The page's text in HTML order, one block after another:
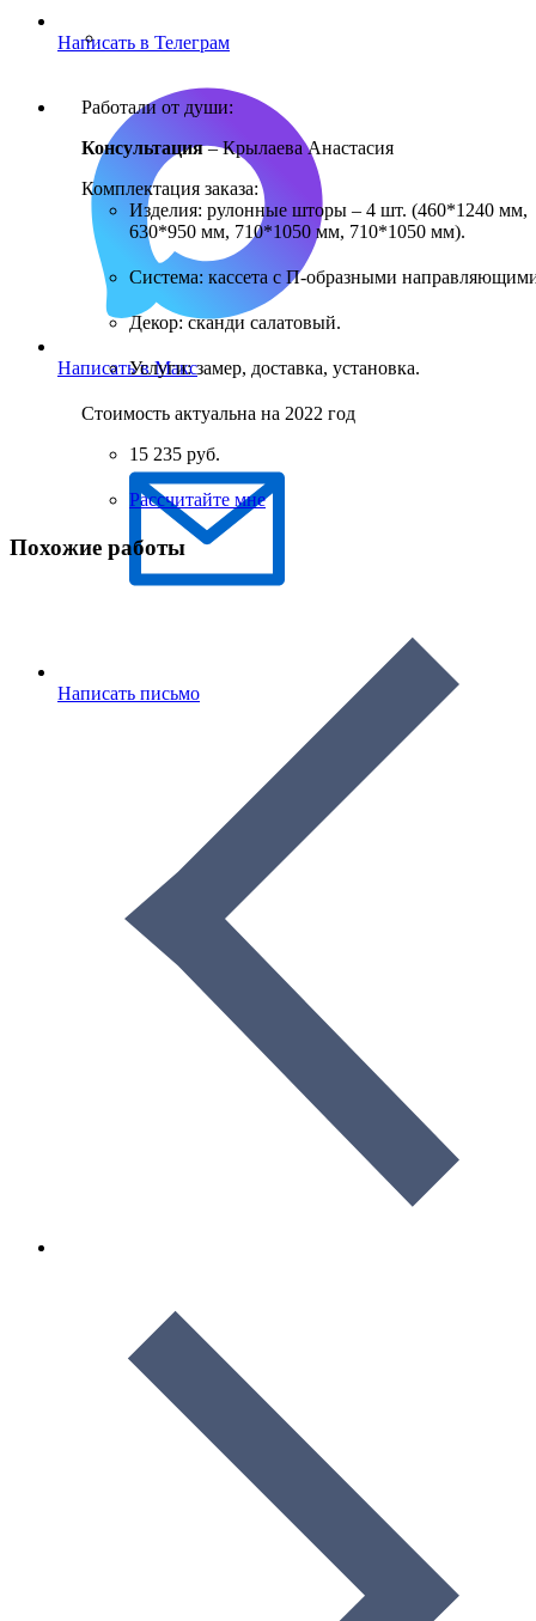
Написать в Телеграм
Написать в Макс
Написать письмо
Работали от души:
Консультация– Крылаева Анастасия
Комплектация заказа:
Изделия: рулонные шторы – 4 шт. (460*1240 мм,
630*950 мм, 710*1050 мм, 710*1050 мм).
Система: кассета с П-образными
Декор: сканди салатовый.
Услуги: замер, доставка, установка.
Стоимость актуальна на 2022 год
15 235 руб.
Рассчитайте мне
Похожие работы